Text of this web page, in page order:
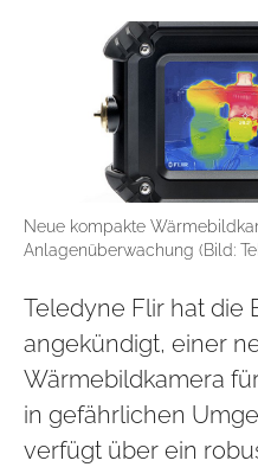
Neue kompakte
Anlagenüberwachung (Bild:
Teledyne Flir hat die
angekündigt, einer
Wärmebildkamera
in gefährlichen
verfügt über ein